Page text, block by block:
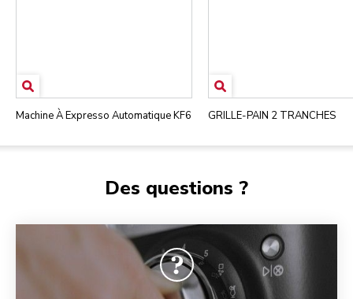
Machine À Expresso Automatique KF6 GRILLE-PAIN 2 TRANCHES
Des questions ?